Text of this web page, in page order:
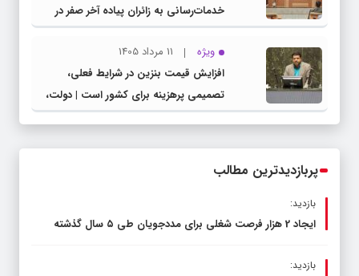
خدمات‌رسانی به زائران پیاده آخر صفر در
شهرستان چناران
ویژه
11 مرداد 1405
افزایش قیمت بنزین در شرایط فعلی،
تصمیمی پرهزینه برای کشور است | دولت،
قاچاق سوخت و عوامل اصلی ناترازی را
پربازدیدترین مطالب
بازدید:
ایجاد 2 هزار فرصت شغلی برای مددجویان طی ۵ سال گذشته
بازدید: